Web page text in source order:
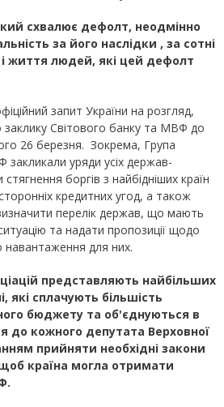
схвалює дефолт, неодмінно
за його наслідки , за сотні
життя людей, які цей дефолт
запит України на розгляд,
заклику Світового банку та МВФ до
26 березня. Зокрема, Група
уряди усіх держав-
боргів з найбідніших країн
кредитних угод, а також
перелік держав, що мають
та надати пропозиції щодо
навантаження для них.
представляють найбільших
які сплачують більшість
бюджету та об'єднуються в
до кожного депутата Верховної
прийняти необхідні закони
країна могла отримати